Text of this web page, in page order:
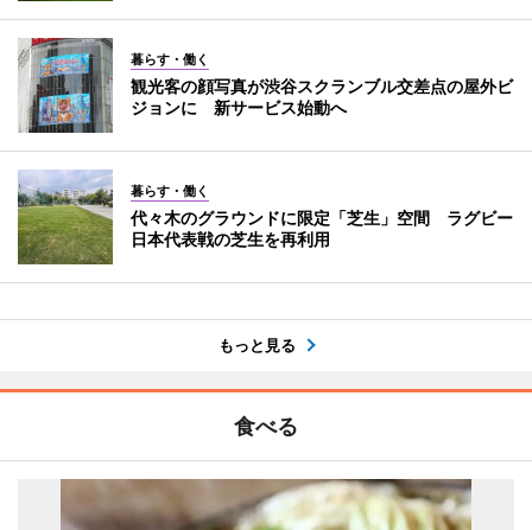
暮らす・働く
観光客の顔写真が渋谷スクランブル交差点の屋外ビ
ジョンに 新サービス始動へ
暮らす・働く
代々木のグラウンドに限定「芝生」空間 ラグビー
日本代表戦の芝生を再利用
もっと見る
食べる